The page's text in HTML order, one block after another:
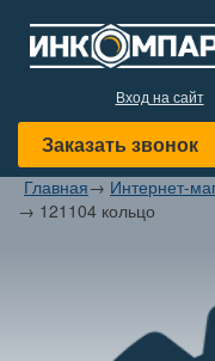
Вход на сайт
Заказать звонок
Главная→ Интернет-
→ 121104 кольцо